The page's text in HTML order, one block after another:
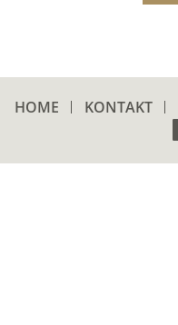
HOME KONTAKT